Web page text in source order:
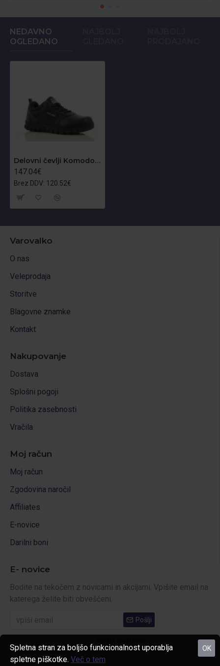
NEDAVNO
OGLEDANO
Delovni čevlji Komodo S3 - samo št. 43
147.04€
Brez DDV: 120.52€
Varovalko
O nas
Veleprodaja
Storitve
Blagovne znamke
Kontakt
Nakupovanje
Dostava
Splošni pogoji
Politika zasebnosti
Vračila
Moj račun
Moj račun
Zgodovina naročil
Affiliates
E-novice
Darilni boni
E- novice
Bodite na tekočem z novicami in akcijami. Vpišite email na
katerega želite biti obveščeni.
Pošlji
OK
Spletna stran za boljšo funkcionalnost uporablja
spletne piškotke. Več o tem